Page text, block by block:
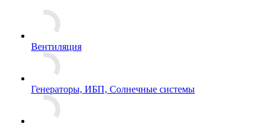
Вентиляция
Генераторы, ИБП, Солнечные системы